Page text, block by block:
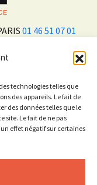
technologies telles que
des appareils. Le fait de
des données telles que le
site. Le fait de ne pas
effet négatif sur certaines
01 46 51 07 01